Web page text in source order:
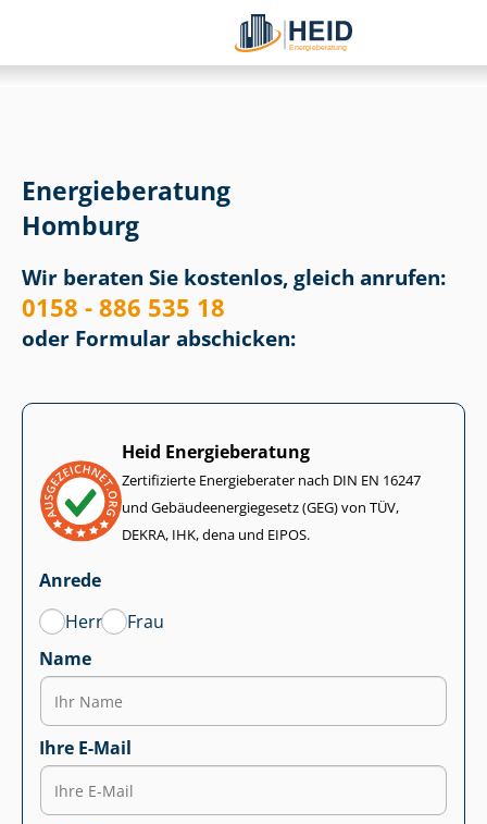
Energieberatung
Homburg
Wir beraten Sie kostenlos, gleich anrufen:
0158 - 886 535 18
oder Formular abschicken:
Heid Energieberatung
Zertifizierte Energieberater nach DIN EN 16247
und Ge­bäu­de­en­er­gie­ge­setz (GEG) von TÜV,
DEKRA, IHK, dena und EIPOS.
Anrede
Herr
Frau
Name
Ihre E-Mail